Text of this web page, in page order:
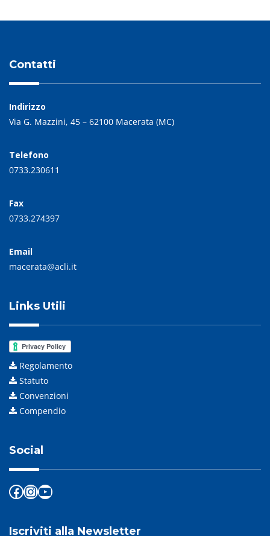
Contatti
Indirizzo
Via G. Mazzini, 45 – 62100 Macerata (MC)
Telefono
0733.230611
Fax
0733.274397
Email
macerata@acli.it
Links Utili
Regolamento
Statuto
Convenzioni
Compendio
Social
Facebook
Instagram
YouTube
Iscriviti alla Newsletter